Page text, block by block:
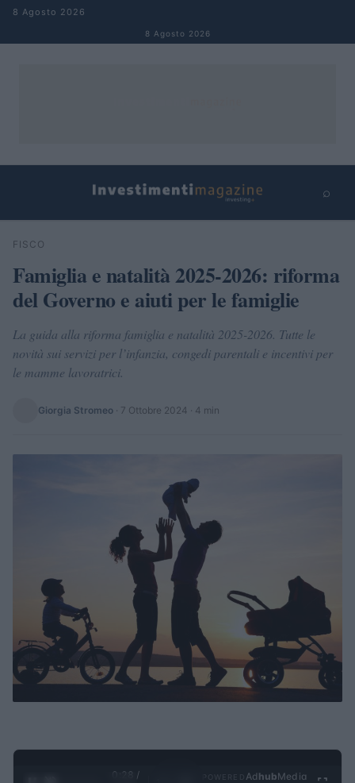
Salta al contenuto
8 Agosto 2026
8 Agosto 2026
⌕
Cerca
FISCO
Famiglia e natalità 2025-2026: riforma
del Governo e aiuti per le famiglie
La guida alla riforma famiglia e natalità 2025-2026. Tutte le
novità sui servizi per l’infanzia, congedi parentali e incentivi per
le mamme lavoratrici.
Giorgia Stromeo · 7 Ottobre 2024 · 4 min
0:29 /
Ad hubMedia